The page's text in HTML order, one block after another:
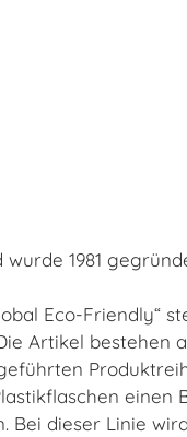
wurde 1981
Eco-Friendly“
Artikel bestehen
einen
Bei dieser Linie